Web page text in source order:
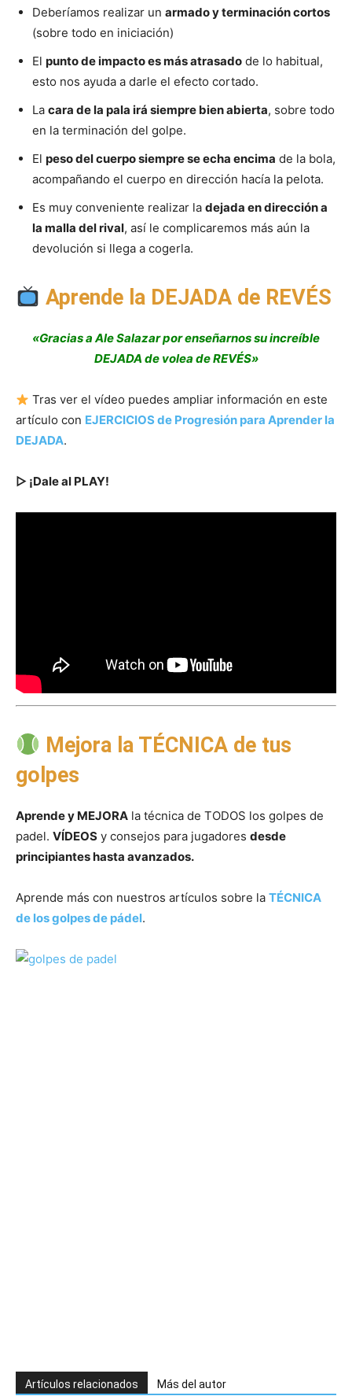
Deberíamos realizar un armado y terminación cortos
(sobre todo en iniciación)
El punto de impacto es más atrasado de lo habitual,
esto nos ayuda a darle el efecto cortado.
La cara de la pala irá siempre bien abierta, sobre todo
en la terminación del golpe.
El peso del cuerpo siempre se echa encima de la bola,
acompañando el cuerpo en dirección hacía la pelota.
Es muy conveniente realizar la dejada en dirección a
la malla del rival, así le complicaremos más aún la
devolución si llega a cogerla.
Aprende la DEJADA de REVÉS
«Gracias a Ale Salazar por enseñarnos su increíble
DEJADA de volea de REVÉS»
Tras ver el vídeo puedes ampliar información en este
artículo con EJERCICIOS de Progresión para Aprender la
DEJADA.
▷ ¡Dale al PLAY!
Mejora la TÉCNICA de tus
golpes
Aprende y MEJORA la técnica de TODOS los golpes de
padel. VÍDEOS y consejos para jugadores desde
principiantes hasta avanzados.
Aprende más con nuestros artículos sobre la TÉCNICA
de los golpes de pádel.
Artículos relacionados Más del autor